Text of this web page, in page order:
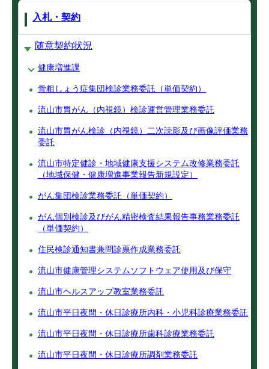
入札・契約
随意契約状況
健康増進課
骨粗しょう症集団検診業務委託（単価契約）
流山市胃がん（内視鏡）検診運営管理業務委託
流山市胃がん検診（内視鏡）二次読影及び画像評価業務
委託
流山市特定健診・地域健康支援システム改修業務委託
（地域保健・健康増進事業報告新規設定）
がん集団検診業務委託（単価契約）
がん個別検診及びがん精密検査結果報告事務業務委託
（単価契約）
住民検診通知書兼問診票作成業務委託
流山市健康管理システムソフトウェア使用及び保守
流山市ヘルスアップ教室業務委託
流山市平日夜間・休日診療所内科・小児科診療業務委託
流山市平日夜間・休日診療所歯科診療業務委託
流山市平日夜間・休日診療所調剤業務委託